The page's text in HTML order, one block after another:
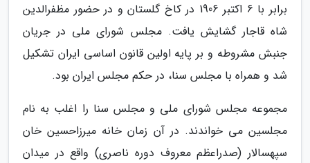
برابر با 6 اکتبر 1906 در کاخ گلستان و در حضور مظفرالدین
شاه قاجار گشایش یافت. مجلس شورای ملی در جریان
جنبش مشروطه و بر پایه اولین قانون اساسی ایران تشکیل
شد و همراه با مجلس سنا، در حکم مجلس ایران بود.
مجموعه مجلس شورای ملی و مجلس سنا را اغلب به نام
مجلسین می خواندند. در آن زمان خانه میرزاحسین خان
سپهسالار (صدراعظم معروف دوره ناصری) واقع در میدان